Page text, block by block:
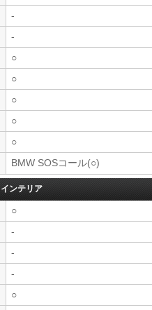
-
-
○
○
○
○
○
BMW SOSコール(○)
インテリア
○
-
-
-
○